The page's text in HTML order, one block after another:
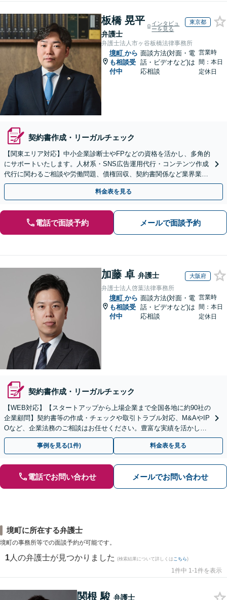
板橋 晃平
弁護士
インタビュ
ーを見る
東京都
弁護士法人市ヶ谷板橋法律事務所
境町 から
も相談受
付中
面談方法(対面・電
話・ビデオなど)は
応相談
営業時
間：本日
定休日
契約書作成・リーガルチェック
【関東エリア対応】中小企業診断士やFPなどの資格を活かし、多角的
にサポートいたします。人材系・SNS広告運用代行・コンテンツ作成
代行に関わるご相談や労働問題、債権回収、契約書関係など業界業種
から規模に関わらず対応可能【初回相談無料】
料金表を見る
電話で面談予約 メールで面談予約
加藤 卓 弁護士 大阪府
弁護士法人啓葉法律事務所
境町 から
も相談受
付中
面談方法(対面・電
話・ビデオなど)は
応相談
営業時
間：本日
定休日
契約書作成・リーガルチェック
【WEB対応】【スタートアップから上場企業まで全国各地に約90社の
企業顧問】契約書等の作成・チェックや取引トラブル対応、M&AやIP
Oなど、企業法務のご相談はお任せください。豊富な実績を活かし的
確に対応を進めてまいります。
事例を見る(1件) 料金表を見る
電話でお問い合わせ メールでお問い合わせ
境町に所在する弁護士
境町の事務所等での面談予約が可能です。
1 人の弁護士が見つかりました (検索結果について詳しくは こちら)
1件中 1-1件を表示
関根 駿 弁護士